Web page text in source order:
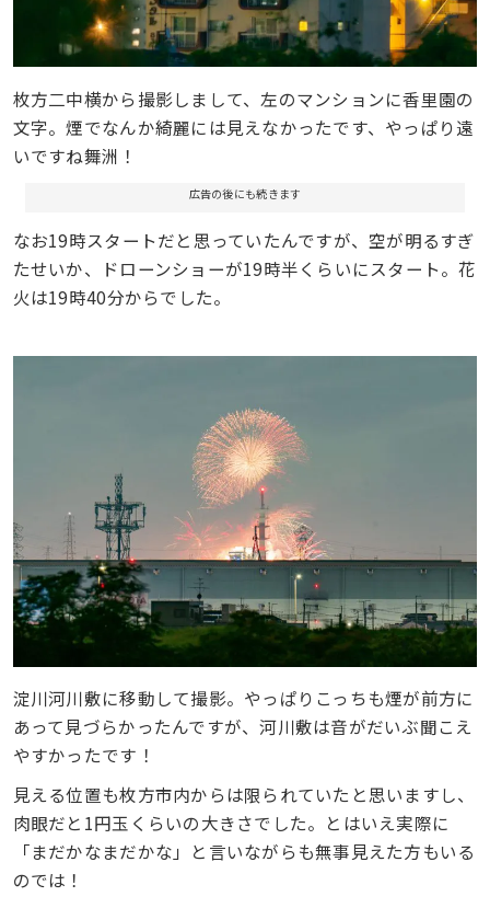
枚方二中横から撮影しまして、左のマンションに香里園の
文字。煙でなんか綺麗には見えなかったです、やっぱり遠
いですね舞洲！
広告の後にも続きます
なお19時スタートだと思っていたんですが、空が明るすぎ
たせいか、ドローンショーが19時半くらいにスタート。花
火は19時40分からでした。
淀川河川敷に移動して撮影。やっぱりこっちも煙が前方に
あって見づらかったんですが、河川敷は音がだいぶ聞こえ
やすかったです！
見える位置も枚方市内からは限られていたと思いますし、
肉眼だと1円玉くらいの大きさでした。とはいえ実際に
「まだかなまだかな」と言いながらも無事見えた方もいる
のでは！